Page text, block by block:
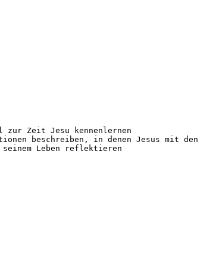
zur Zeit Jesu kennenlernen
beschreiben, in denen Jesus mit den
Leben reflektieren